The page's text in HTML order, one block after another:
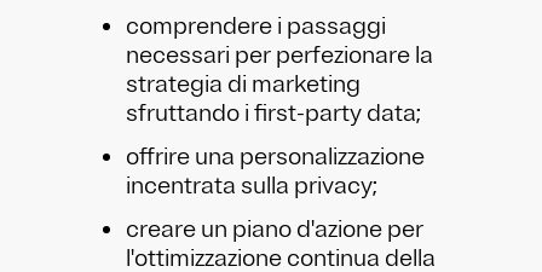
comprendere i passaggi
necessari per perfezionare la
strategia di marketing
sfruttando i first-party data;
offrire una personalizzazione
incentrata sulla privacy;
creare un piano d'azione per
l'ottimizzazione continua della